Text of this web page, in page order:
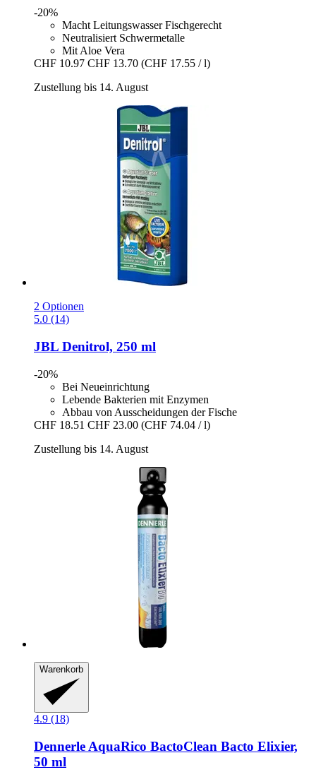
-20%
Macht Leitungswasser Fischgerecht
Neutralisiert Schwermetalle
Mit Aloe Vera
CHF 10.97 CHF 13.70 (CHF 17.55 / l)
Zustellung bis 14. August
2 Optionen
5.0 (14)
JBL Denitrol, 250 ml
-20%
Bei Neueinrichtung
Lebende Bakterien mit Enzymen
Abbau von Ausscheidungen der Fische
CHF 18.51 CHF 23.00 (CHF 74.04 / l)
Zustellung bis 14. August
Warenkorb
4.9 (18)
Dennerle AquaRico BactoClean Bacto Elixier,
50 ml